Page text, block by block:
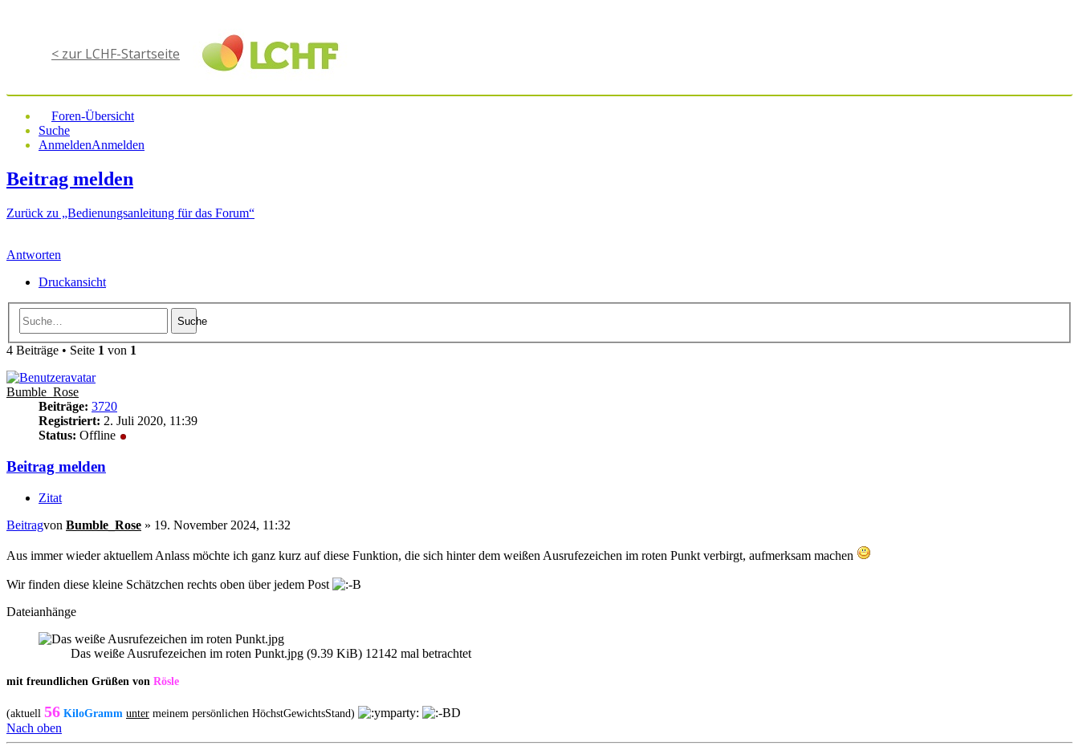
< zur LCHF-Startseite
Foren-Übersicht
Suche
AnmeldenAnmelden
Beitrag melden
Zurück zu „Bedienungsanleitung für das Forum“
Antworten
Druckansicht
Suche
4 Beiträge • Seite 1 von 1
Bumble_Rose
Beiträge: 3720
Registriert: 2. Juli 2020, 11:39
Status: Offline
Beitrag melden
Zitat
Beitragvon Bumble_Rose » 19. November 2024, 11:32
Aus immer wieder aktuellem Anlass möchte ich ganz kurz auf diese Funktion, die sich hinter dem weißen Ausrufezeichen im roten Punkt verbirgt, aufmerksam machen
Wir finden diese kleine Schätzchen rechts oben über jedem Post
Dateianhänge
Das weiße Ausrufezeichen im roten Punkt.jpg (9.39 KiB) 12142 mal betrachtet
mit freundlichen Grüßen von Rösle
(aktuell 56 KiloGramm unter meinem persönlichen HöchstGewichtsStand)
Nach oben